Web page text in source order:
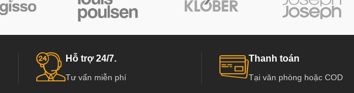
Hỗ trợ 24/7.
Tư vấn miễn phí
Thanh toán
Tại văn phòng hoặc COD